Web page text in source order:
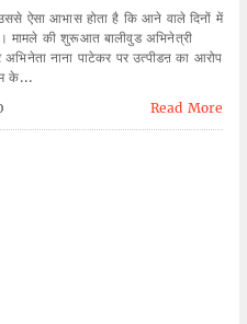
ऐसा आभास होता है कि आने वाले दिनों में
मामले की शुरूआत बालीवुड अभिनेत्री
नाना पाटेकर पर उत्पीडऩ का आरोप
के...
Read More